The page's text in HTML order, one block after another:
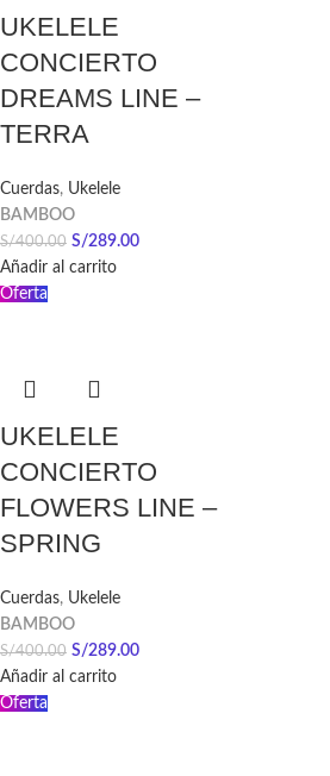
UKELELE
CONCIERTO
DREAMS LINE –
TERRA
Cuerdas, Ukelele
BAMBOO
S/400.00 S/289.00
Añadir al carrito
Oferta
UKELELE
CONCIERTO
FLOWERS LINE –
SPRING
Cuerdas, Ukelele
BAMBOO
S/400.00 S/289.00
Añadir al carrito
Oferta